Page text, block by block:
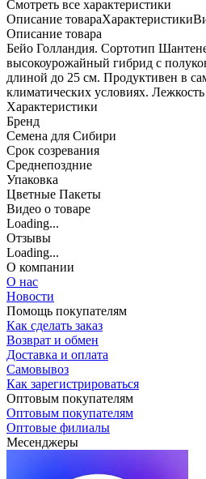
Cмотреть все характеристики
Описание товараХарактеристики
Описание товара
Бейо Голландия. Сортотип
высокоурожайный гибрид с
длиной до 25 см. Продуктивен в
климатических условиях.
Характеристики
Бренд
Семена для Сибири
Срок созревания
Среднепоздние
Упаковка
Цветные Пакеты
Видео о товаре
Loading...
Отзывы
Loading...
О компании
О нас
Новости
Помощь покупателям
Как сделать заказ
Возврат и обмен
Доставка и оплата
Самовывоз
Как зарегистрироваться
Оптовым покупателям
Оптовым покупателям
Оптовые филиалы
Месенджеры